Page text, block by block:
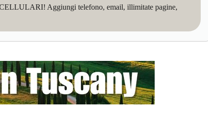
Aggiungi telefono, email, illimitate pagine,